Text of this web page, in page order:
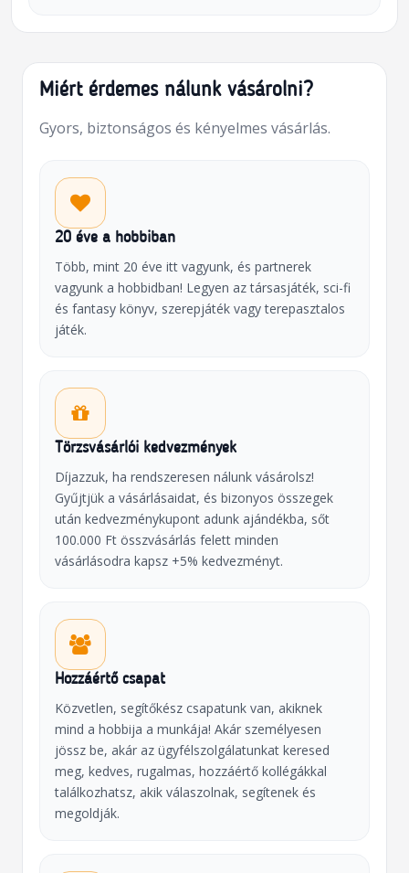
Miért érdemes nálunk vásárolni?
Gyors, biztonságos és kényelmes vásárlás.
20 éve a hobbiban
Több, mint 20 éve itt vagyunk, és partnerek
vagyunk a hobbidban! Legyen az társasjáték, sci-fi
és fantasy könyv, szerepjáték vagy terepasztalos
játék.
Törzsvásárlói kedvezmények
Díjazzuk, ha rendszeresen nálunk vásárolsz!
Gyűjtjük a vásárlásaidat, és bizonyos összegek
után kedvezménykupont adunk ajándékba, sőt
100.000 Ft összvásárlás felett minden
vásárlásodra kapsz +5% kedvezményt.
Hozzáértő csapat
Közvetlen, segítőkész csapatunk van, akiknek
mind a hobbija a munkája! Akár személyesen
jössz be, akár az ügyfélszolgálatunkat keresed
meg, kedves, rugalmas, hozzáértő kollégákkal
találkozhatsz, akik válaszolnak, segítenek és
megoldják.